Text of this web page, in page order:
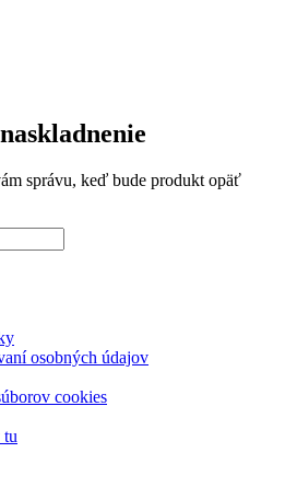
správu, keď bude produkt opäť
osobných údajov
cookies